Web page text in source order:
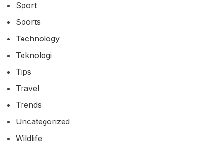
Sport
Sports
Technology
Teknologi
Tips
Travel
Trends
Uncategorized
Wildlife